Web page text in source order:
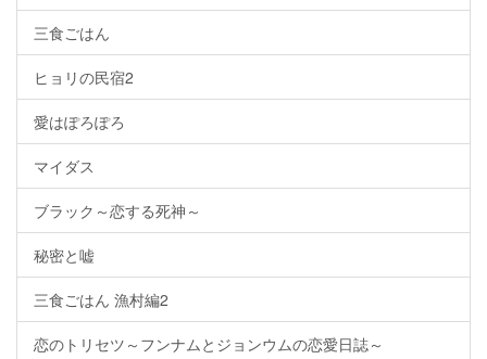
三食ごはん
ヒョリの民宿2
愛はぽろぽろ
マイダス
ブラック～恋する死神～
秘密と嘘
三食ごはん 漁村編2
恋のトリセツ～フンナムとジョンウムの恋愛日誌～